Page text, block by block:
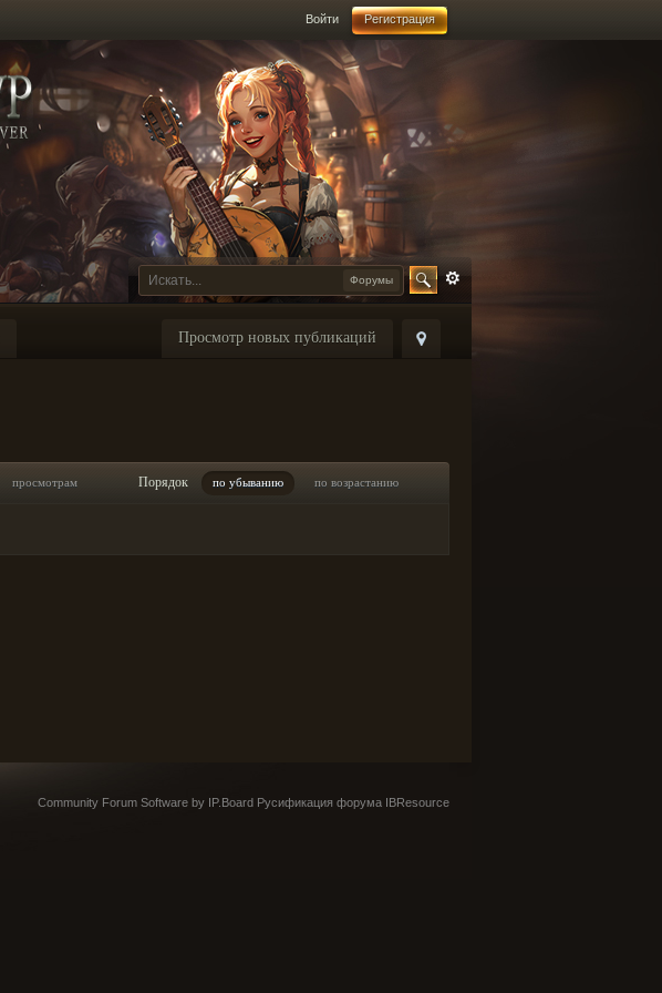
Войти Регистрация
Форумы
Просмотр новых публикаций
просмотрам Порядок по убыванию по возрастанию
Community Forum Software by IP.Board Русификация форума IBResource